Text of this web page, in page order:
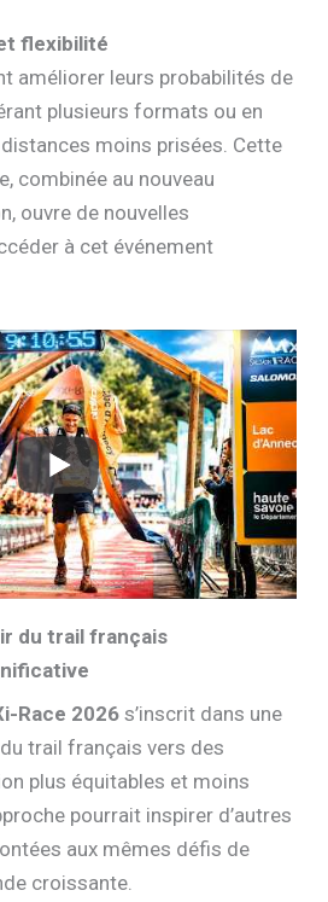
flexibilité
améliorer leurs probabilités de
plusieurs formats ou en
moins prisées. Cette
combinée au nouveau
ouvre de nouvelles
à cet événement
du trail français
Race 2026s’inscrit dans une
trail français vers des
plus équitables et moins
pourrait inspirer d’autres
aux mêmes défis de
croissante.